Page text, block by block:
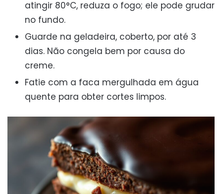
atingir 80°C, reduza o fogo; ele pode grudar
no fundo.
Guarde na geladeira, coberto, por até 3
dias. Não congela bem por causa do
creme.
Fatie com a faca mergulhada em água
quente para obter cortes limpos.